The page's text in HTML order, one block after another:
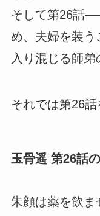
そして第26話
め、夫婦を装
入り混じる師弟
それでは第26話
玉骨遥 第26話
朱顔は薬を飲